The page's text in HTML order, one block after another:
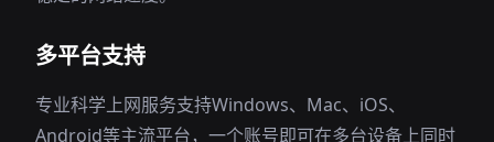
多平台支持
专业科学上网服务支持Windows、Mac、iOS、
Android等主流平台，一个账号即可在多台设备上同时